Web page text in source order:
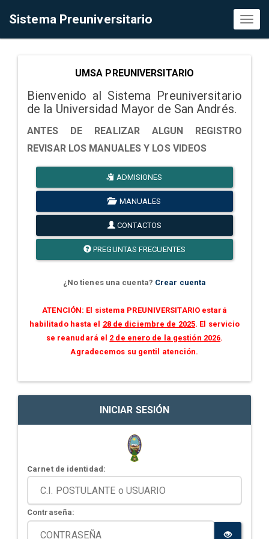
Sistema Preuniversitario
UMSA PREUNIVERSITARIO
Bienvenido al Sistema Preuniversitario
de la Universidad Mayor de San Andrés.
ANTES DE REALIZAR ALGUN REGISTRO
REVISAR LOS MANUALES Y LOS VIDEOS
ADMISIONES
MANUALES
CONTACTOS
PREGUNTAS FRECUENTES
¿No tienes una cuenta? Crear cuenta
ATENCIÓN: El sistema PREUNIVERSITARIO estará
habilitado hasta el 28 de diciembre de 2025. El servicio
se reanudará el 2 de enero de la gestión 2026.
Agradecemos su gentil atención.
INICIAR SESIÓN
Carnet de identidad:
Contraseña: